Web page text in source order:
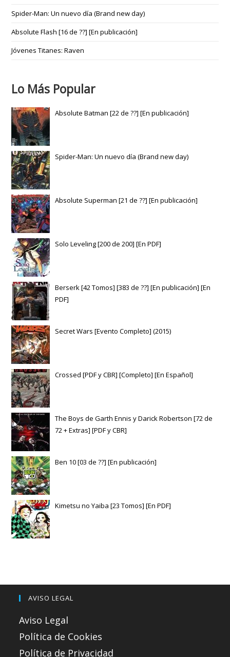
Spider-Man: Un nuevo día (Brand new day)
Absolute Flash [16 de ??] [En publicación]
Jóvenes Titanes: Raven
Lo Más Popular
Absolute Batman [22 de ??] [En publicación]
Spider-Man: Un nuevo día (Brand new day)
Absolute Superman [21 de ??] [En publicación]
Solo Leveling [200 de 200] [En PDF]
Berserk [42 Tomos] [383 de ??] [En publicación] [En
PDF]
Secret Wars [Evento Completo] (2015)
Crossed [PDF y CBR] [Completo] [En Español]
The Boys de Garth Ennis y Darick Robertson [72 de
72 + Extras] [PDF y CBR]
Ben 10 [03 de ??] [En publicación]
Kimetsu no Yaiba [23 Tomos] [En PDF]
AVISO LEGAL
Aviso Legal
Política de Cookies
Política de Privacidad